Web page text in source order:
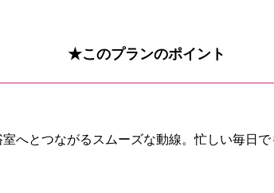
★このプランのポイント
へとつながるスムーズな動線。忙しい毎日で